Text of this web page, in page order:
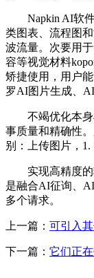
Napkin AI软件
类图表、流程图
波流量。次要用
容等视觉材料
矫捷使用，用户
罗AI图片生成、
不竭优化本身
事质量和精确性
别：上传图片，1.
实现高精度的
是融合AI征询、
多个请求。
上一篇： 可引入
下一篇： 它们正